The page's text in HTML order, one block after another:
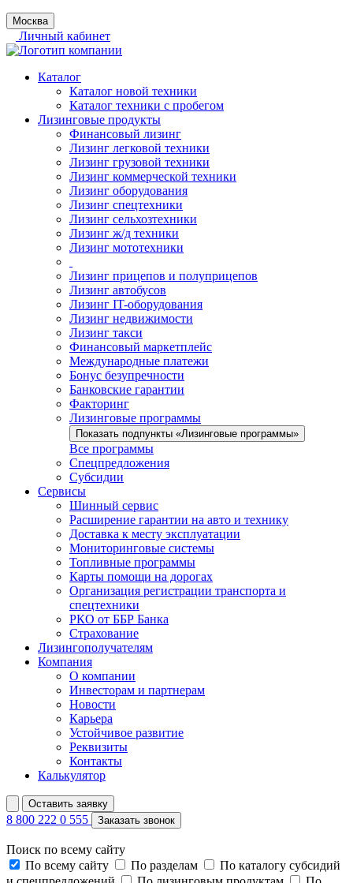
Москва
Личный кабинет
Каталог
Каталог новой техники
Каталог техники с пробегом
Лизинговые продукты
Финансовый лизинг
Лизинг легковой техники
Лизинг грузовой техники
Лизинг коммерческой техники
Лизинг оборудования
Лизинг спецтехники
Лизинг сельхозтехники
Лизинг ж/д техники
Лизинг мототехники
Лизинг прицепов и полуприцепов
Лизинг автобусов
Лизинг IT-оборудования
Лизинг недвижимости
Лизинг такси
Финансовый маркетплейс
Международные платежи
Бонус безупречности
Банковские гарантии
Факторинг
Лизинговые программы
Показать подпункты «Лизинговые программы»
Все программы
Спецпредложения
Субсидии
Сервисы
Шинный сервис
Расширение гарантии на авто и технику
Доставка к месту эксплуатации
Мониторинговые системы
Топливные программы
Карты помощи на дорогах
Организация регистрации транспорта и
спецтехники
РКО от ББР Банка
Страхование
Лизингополучателям
Компания
О компании
Инвесторам и партнерам
Новости
Карьера
Устойчивое развитие
Реквизиты
Контакты
Калькулятор
Оставить заявку
8 800 222 0 555 Заказать звонок
Поиск по всему сайту
По всему сайту
По разделам
По каталогу субсидий